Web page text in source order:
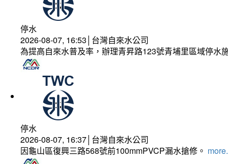
停水
2026-08-07, 16:53│台灣自來水公司
為提高自來水普及率，辦理青昇路123號青埔里區域停水
停水
2026-08-07, 16:37│台灣自來水公司
因龜山區復興三路568號前100mmPVCP漏水搶修。